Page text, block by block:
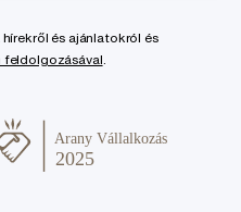
és ajánlatokról és
feldolgozásával